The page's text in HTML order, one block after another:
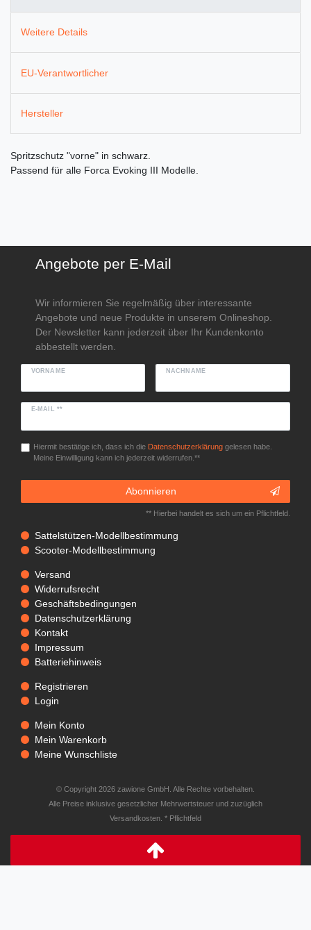
Weitere Details
EU-Verantwortlicher
Hersteller
Spritzschutz "vorne" in schwarz.
Passend für alle Forca Evoking III Modelle.
Angebote per E-Mail
Wir informieren Sie regelmäßig über interessante
Angebote und neue Produkte in unserem Onlineshop.
Der Newsletter kann jederzeit über Ihr Kundenkonto
abbestellt werden.
VORNAME NACHNAME
E-MAIL **
Hiermit bestätige ich, dass ich die Daten­schutz­erklärunggelesen habe.
Meine Einwilligung kann ich jederzeit widerrufen.**
Abonnieren
** Hierbei handelt es sich um ein Pflichtfeld.
Sattelstützen-Modellbestimmung
Scooter-Modellbestimmung
Versand
Widerrufsrecht
Geschäftsbedingungen
Datenschutzerklärung
Kontakt
Impressum
Batteriehinweis
Registrieren
Login
Mein Konto
Mein Warenkorb
Meine Wunschliste
© Copyright 2026 zawione GmbH. Alle Rechte vorbehalten.
Alle Preise inklusive gesetzlicher Mehrwertsteuer und zuzüglich
Versandkosten. * Pflichtfeld